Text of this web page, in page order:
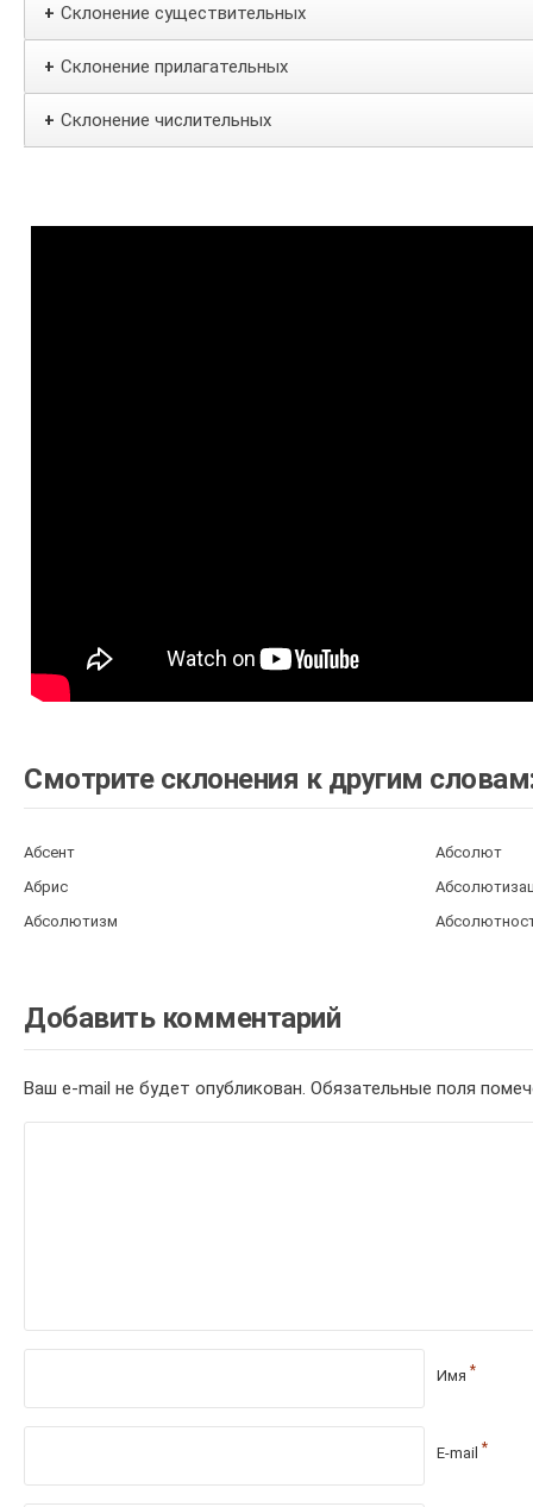
+ Склонение существительных
+ Склонение прилагательных
+ Склонение числительных
Смотрите склонения к другим
Абсент
Абсолют
Абрис
Абсолютизм
Добавить комментарий
Ваш e-mail не будет опубликован. Обязательные поля
Имя *
E-mail *